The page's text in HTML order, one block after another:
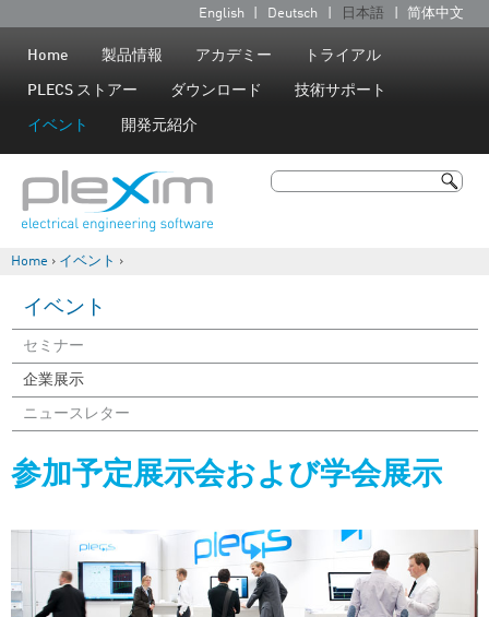
Jump to navigation
言
語
English Deutsch 日本語 简体中文
Home 製品情報 アカデミー トライアル
PLECS ストアー ダウンロード 技術サポート
イベント 開発元紹介
検索
Home › イベント ›
イベント
セミナー
企業展示
ニュースレター
参加予定展示会および学会展示